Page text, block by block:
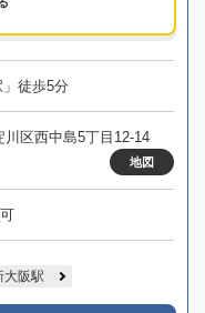
徒歩5分
川区西中島5丁目12-14
地図
大阪駅